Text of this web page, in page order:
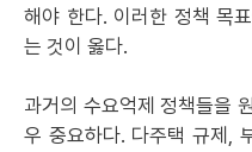
해야 한다. 이러한 정책 목
는 것이 옳다.
과거의 수요억제 정책들을
우 중요하다. 다주택 규제,